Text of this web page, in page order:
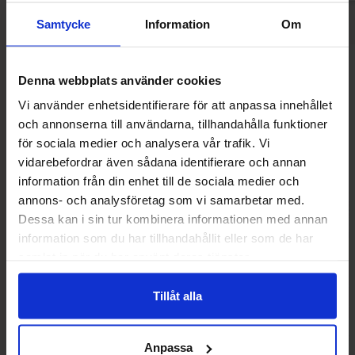
Samtycke Information Om
Denna webbplats använder cookies
Vi använder enhetsidentifierare för att anpassa innehållet
och annonserna till användarna, tillhandahålla funktioner
för sociala medier och analysera vår trafik. Vi
vidarebefordrar även sådana identifierare och annan
information från din enhet till de sociala medier och
annons- och analysföretag som vi samarbetar med.
Dessa kan i sin tur kombinera informationen med annan
information som du har tillhandahållit eller som de har
Tillåt alla
Anpassa
Andre kunne lide
-59%